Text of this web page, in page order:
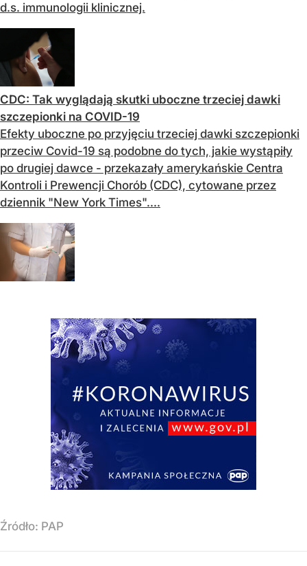
d.s. immunologii klinicznej.
CDC: Tak wyglądają skutki uboczne trzeciej dawki
szczepionki na COVID-19
Efekty uboczne po przyjęciu trzeciej dawki szczepionki
przeciw Covid-19 są podobne do tych, jakie wystąpiły
po drugiej dawce - przekazały amerykańskie Centra
Kontroli i Prewencji Chorób (CDC), cytowane przez
dziennik "New York Times"....
Źródło: PAP